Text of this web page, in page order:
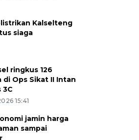
Kalselteng
siaga
ringkus 126
di Ops Sikat II Intan
3C
15:41
jamin harga
sampai